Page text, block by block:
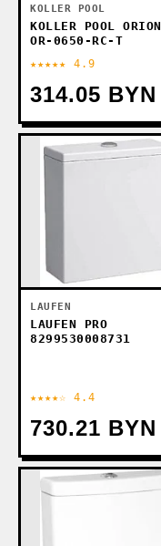
KOLLER POOL
KOLLER POOL ORION
OR-0650-RC-T
★★★★★ 4.9
314.05 BYN
LAUFEN
LAUFEN PRO
8299530008731
★★★★☆ 4.4
730.21 BYN